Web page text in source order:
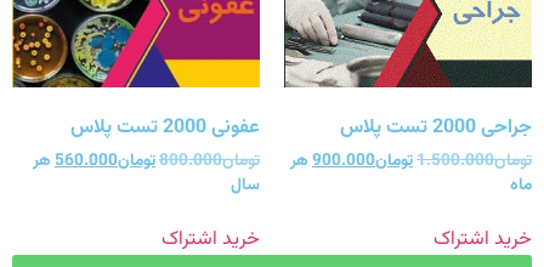
جراحی 2000 تست پلاس
تومان1.500.000تومان900.000هر
ماه
خرید اشتراک
عفونی 2000 تست پلاس
تومان800.000تومان560.000هر
سال
خرید اشتراک